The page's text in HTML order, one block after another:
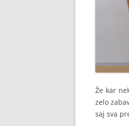
Že kar
zelo
saj sva